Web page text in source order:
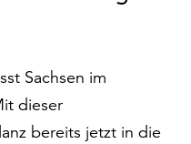
Sachsen im
dieser
bereits jetzt in die